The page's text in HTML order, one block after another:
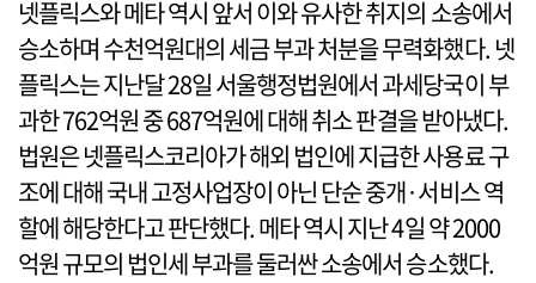
넷플릭스와 메타 역시 앞서 이와 유사한 취지의 소송에서
승소하며 수천억원대의 세금 부과 처분을 무력화했다. 넷
플릭스는 지난달 28일 서울행정법원에서 과세당국이 부
과한 762억원 중 687억원에 대해 취소 판결을 받아냈다.
법원은 넷플릭스코리아가 해외 법인에 지급한 사용료 구
조에 대해 국내 고정사업장이 아닌 단순 중개·서비스 역
할에 해당한다고 판단했다. 메타 역시 지난 4일 약 2000
억원 규모의 법인세 부과를 둘러싼 소송에서 승소했다.